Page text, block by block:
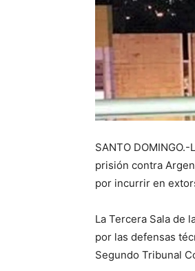
SANTO
prisión contra
por incurrir en
La Tercera Sala de
por las defensas
Segundo Tribunal